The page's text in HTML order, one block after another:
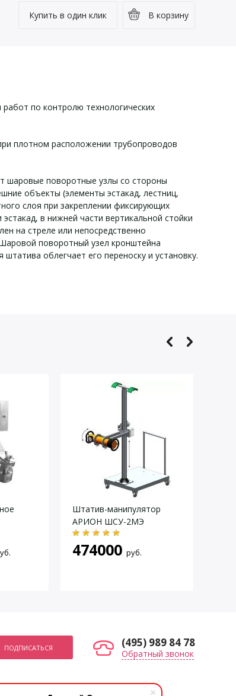
В корзину
Купить в один клик
работ по контролю технологических
плотном расположении трубопроводов
шаровые поворотные узлы со стороны
объекты (элементы эстакад, лестниц,
слоя при закреплении фиксирующих
в нижней части вертикальной стойки
на стреле или непосредственно
поворотный узел кронштейна
облегчает его переноску и установку.
Штатив-манипулятор
АРИОН ШСУ-2МЭ
474000 руб.
(495) 989 84 78
Обратный звонок